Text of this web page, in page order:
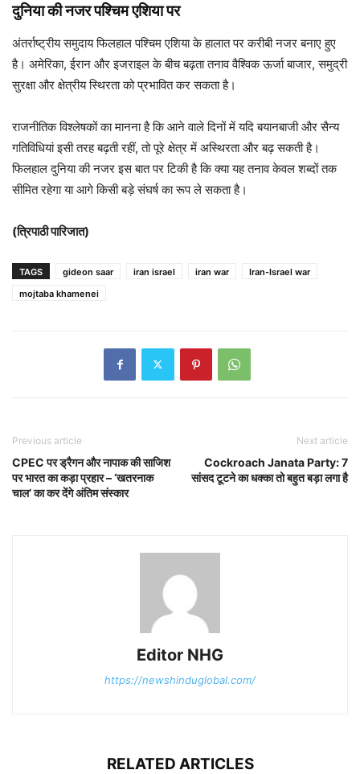
दुनिया की नजर पश्चिम एशिया पर
अंतर्राष्ट्रीय समुदाय फिलहाल पश्चिम एशिया के हालात पर करीबी नजर बनाए हुए
है। अमेरिका, ईरान और इजराइल के बीच बढ़ता तनाव वैश्विक ऊर्जा बाजार, समुद्री
सुरक्षा और क्षेत्रीय स्थिरता को प्रभावित कर सकता है।
राजनीतिक विश्लेषकों का मानना है कि आने वाले दिनों में यदि बयानबाजी और सैन्य
गतिविधियां इसी तरह बढ़ती रहीं, तो पूरे क्षेत्र में अस्थिरता और बढ़ सकती है।
फिलहाल दुनिया की नजर इस बात पर टिकी है कि क्या यह तनाव केवल शब्दों तक
सीमित रहेगा या आगे किसी बड़े संघर्ष का रूप ले सकता है।
(त्रिपाठी पारिजात)
TAGS gideon saar iran israel iran war
Iran-Israel war
mojtaba khamenei
Previous article
CPEC पर ड्रैगन और नापाक की साजिश
पर भारत का कड़ा प्रहार – ‘खतरनाक
चाल’ का कर देंगे अंतिम संस्कार
Next article
Cockroach Janata Party: 7
सांसद टूटने का धक्का तो बहुत बड़ा लगा है
Editor NHG
https://newshinduglobal.com/
RELATED ARTICLES